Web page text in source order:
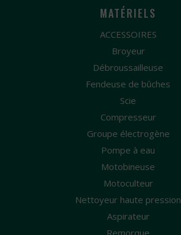
MATÉRIELS
ACCESSOIRES
Broyeur
Débroussailleuse
Fendeuse de bûches
Scie
Compresseur
Groupe électrogène
Pompe à eau
Motobineuse
Motoculteur
Nettoyeur haute pression
Aspirateur
Remorque